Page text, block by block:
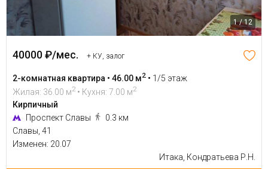
1 / 12
40000 ₽/мес. + КУ, залог
2-комнатная квартира • 46.00 м2 • 1/5 этаж
Жилая: 36.00 м2 • Кухня: 7.00 м2
Кирпичный
Проспект Славы
0.3 км
Славы, 41
Изменен: 20.07
Итака, Кондратьева Р.Н.